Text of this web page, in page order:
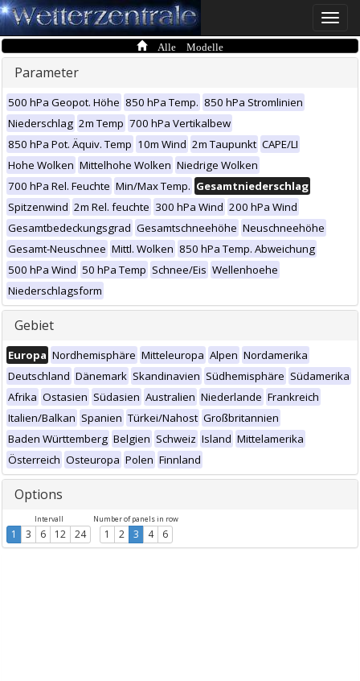
Toggle
Alle Modelle
Parameter
500 hPa Geopot. Höhe 850 hPa Temp. 850 hPa Stromlinien
Niederschlag 2m Temp 700 hPa Vertikalbew
850 hPa Pot. Äquiv. Temp 10m Wind 2m Taupunkt CAPE/LI
Hohe Wolken Mittelhohe Wolken Niedrige Wolken
700 hPa Rel. Feuchte Min/Max Temp. Gesamtniederschlag
Spitzenwind 2m Rel. feuchte 300 hPa Wind 200 hPa Wind
Gesamtbedeckungsgrad Gesamtschneehöhe Neuschneehöhe
Gesamt-Neuschnee Mittl. Wolken 850 hPa Temp. Abweichung
500 hPa Wind 50 hPa Temp Schnee/Eis Wellenhoehe
Niederschlagsform
Gebiet
Europa Nordhemisphäre Mitteleuropa Alpen Nordamerika
Deutschland Dänemark Skandinavien Südhemisphäre Südamerika
Afrika Ostasien Südasien Australien Niederlande Frankreich
Italien/Balkan Spanien Türkei/Nahost Großbritannien
Baden Württemberg Belgien Schweiz Island Mittelamerika
Österreich Osteuropa Polen Finnland
Options
Intervall
1 3 6 12 24
Number of panels in row
1 2 3 4 6